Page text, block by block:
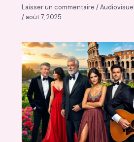
Laisser un commentaire /Audiovisuel
/ août 7, 2025